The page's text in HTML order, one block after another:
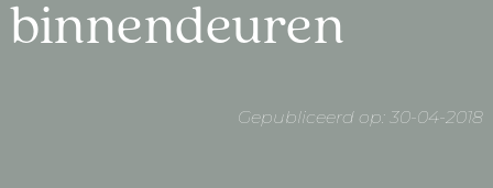
binnendeuren
Gepubliceerd op: 30-04-2018